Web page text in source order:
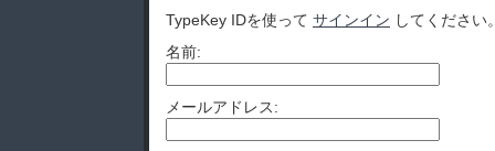
TypeKey IDを使って サインイン してください
名前:
メールアドレス: